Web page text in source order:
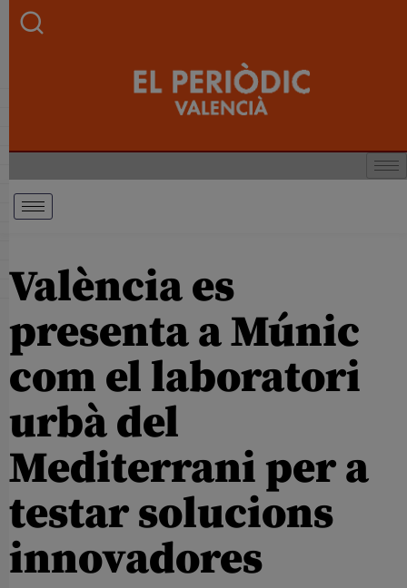
València es
presenta a Múnic
com el laboratori
urbà del
Mediterrani per a
testar solucions
innovadores